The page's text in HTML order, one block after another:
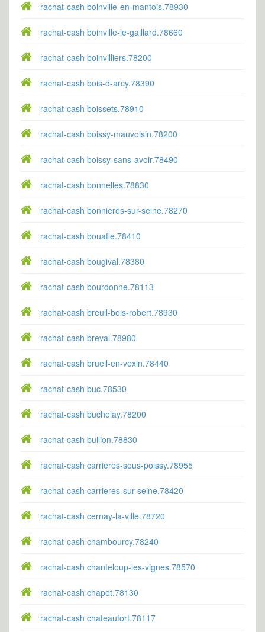
rachat-cash boinville-en-mantois.78930
rachat-cash boinville-le-gaillard.78660
rachat-cash boinvilliers.78200
rachat-cash bois-d-arcy.78390
rachat-cash boissets.78910
rachat-cash boissy-mauvoisin.78200
rachat-cash boissy-sans-avoir.78490
rachat-cash bonnelles.78830
rachat-cash bonnieres-sur-seine.78270
rachat-cash bouafle.78410
rachat-cash bougival.78380
rachat-cash bourdonne.78113
rachat-cash breuil-bois-robert.78930
rachat-cash breval.78980
rachat-cash brueil-en-vexin.78440
rachat-cash buc.78530
rachat-cash buchelay.78200
rachat-cash bullion.78830
rachat-cash carrieres-sous-poissy.78955
rachat-cash carrieres-sur-seine.78420
rachat-cash cernay-la-ville.78720
rachat-cash chambourcy.78240
rachat-cash chanteloup-les-vignes.78570
rachat-cash chapet.78130
rachat-cash chateaufort.78117